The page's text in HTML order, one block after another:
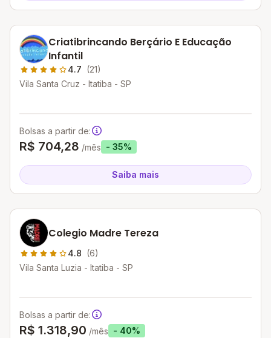
Criatibrincando Berçário E Educação
Infantil
4.7 (21)
Vila Santa Cruz - Itatiba - SP
Bolsas a partir de:
R$ 704,28 /mês - 35%
Saiba mais
Colegio Madre Tereza
4.8 (6)
Vila Santa Luzia - Itatiba - SP
Bolsas a partir de:
R$ 1.318,90 /mês - 40%